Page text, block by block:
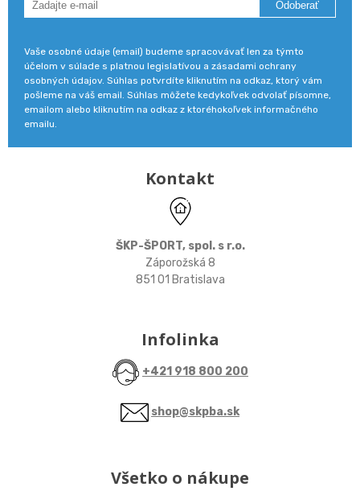
Odoberať
Vaše osobné údaje (email) budeme spracovávať len za týmto
účelom v súlade s platnou legislatívou a zásadami ochrany
osobných údajov. Súhlas potvrdíte kliknutím na odkaz, ktorý vám
pošleme na váš email. Súhlas môžete kedykoľvek odvolať písomne,
emailom alebo kliknutím na odkaz z ktoréhokoľvek informačného
emailu.
Kontakt
ŠKP-ŠPORT, spol. s r.o.
Záporožská 8
851 01 Bratislava
Infolinka
+421 918 800 200
shop@skpba.sk
Všetko o nákupe